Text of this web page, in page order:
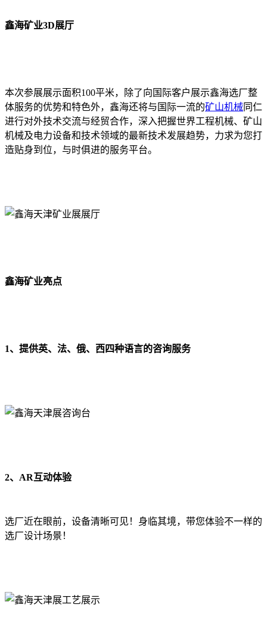
鑫海矿业3D展厅
本次参展展示面积100平米，除了向国际客户展示鑫海选厂整
体服务的优势和特色外，鑫海还将与国际一流的矿山机械同仁
进行对外技术交流与经贸合作，深入把握世界工程机械、矿山
机械及电力设备和技术领域的最新技术发展趋势，力求为您打
造贴身到位，与时俱进的服务平台。
鑫海矿业亮点
1、提供英、法、俄、西四种语言的咨询服务
2、AR互动体验
选厂近在眼前，设备清晰可见！身临其境，带您体验不一样的
选厂设计场景！